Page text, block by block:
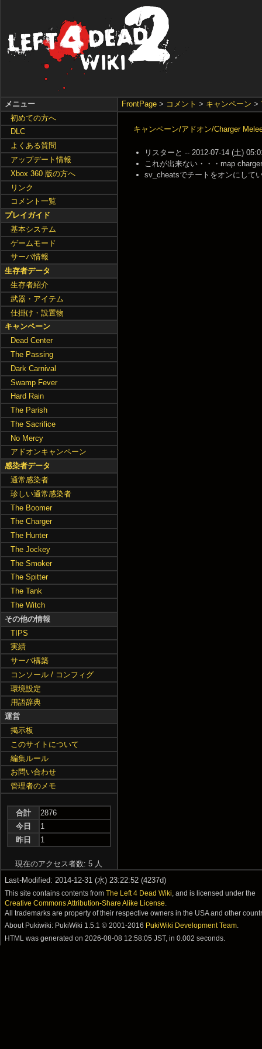
FrontPage > コメント > キャンペーン >
キャンペーン/アドオン/Charger
リスターと -- 2012-07-14 (土)
これが出来ない・・・map
sv_cheatsでチートをオンにして
メニュー
初めての方へ
DLC
よくある質問
アップデート情報
Xbox 360 版の方へ
リンク
コメント一覧
プレイガイド
基本システム
ゲームモード
サーバ情報
生存者データ
生存者紹介
武器・アイテム
仕掛け・設置物
キャンペーン
Dead Center
The Passing
Dark Carnival
Swamp Fever
Hard Rain
The Parish
The Sacrifice
No Mercy
アドオンキャンペーン
感染者データ
通常感染者
珍しい通常感染者
The Boomer
The Charger
The Hunter
The Jockey
The Smoker
The Spitter
The Tank
The Witch
その他の情報
TIPS
実績
サーバ構築
コンソール / コンフィグ
環境設定
用語辞典
運営
掲示板
このサイトについて
編集ルール
お問い合わせ
管理者のメモ
合計
2876
今日
1
昨日
1
現在のアクセス者数: 5 人
Last-Modified: 2014-12-31 (水) 23:22:52 (4237d)
This site contains contents fromThe Left 4 Dead Wiki , and is licensed under the
Creative Commons Attribution-Share Alike License
All trademarks are property of their respective owners in the USA and other
About Pukiwiki: PukiWiki 1.5.1 © 2001-2016 PukiWiki Development Team.
HTML was generated on2026-08-08 12:58:05 JST , in 0.002 seconds.